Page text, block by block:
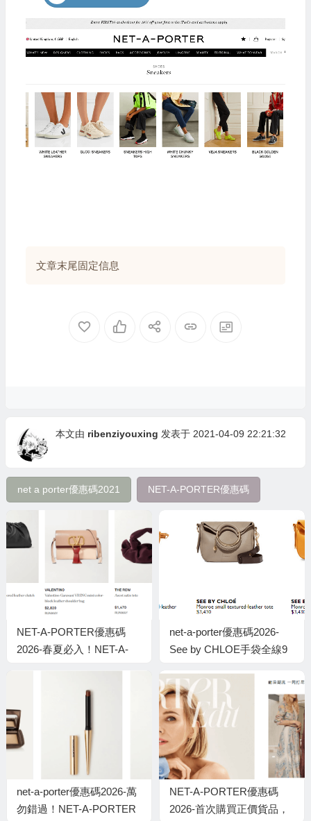
文章末尾固定信息
本文由 ribenziyouxing 发表于 2021-04-09 22:21:32
net a porter優惠碼2021 NET-A-PORTER優惠碼
NET-A-PORTER優惠碼
2026-春夏必入！NET-A-
net-a-porter優惠碼2026-
See by CHLOE手袋全線9
折
net-a-porter優惠碼2026-萬
勿錯過！NET-A-PORTER
NET-A-PORTER優惠碼
2026-首次購買正價貨品，